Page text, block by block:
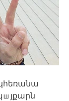
կհեռանա
յքարն